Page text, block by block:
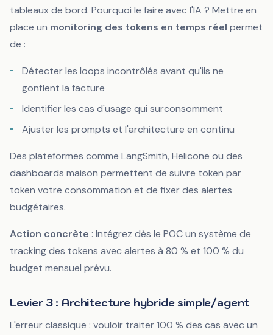
tableaux de bord. Pourquoi le faire avec l'IA ? Mettre en
place un monitoring des tokens en temps réel permet
de :
Détecter les loops incontrôlés avant qu'ils ne
gonflent la facture
Identifier les cas d'usage qui surconsomment
Ajuster les prompts et l'architecture en continu
Des plateformes comme LangSmith, Helicone ou des
dashboards maison permettent de suivre token par
token votre consommation et de fixer des alertes
budgétaires.
Action concrète : Intégrez dès le POC un système de
tracking des tokens avec alertes à 80 % et 100 % du
budget mensuel prévu.
Levier 3 : Architecture hybride simple/agent
L'erreur classique : vouloir traiter 100 % des cas avec un